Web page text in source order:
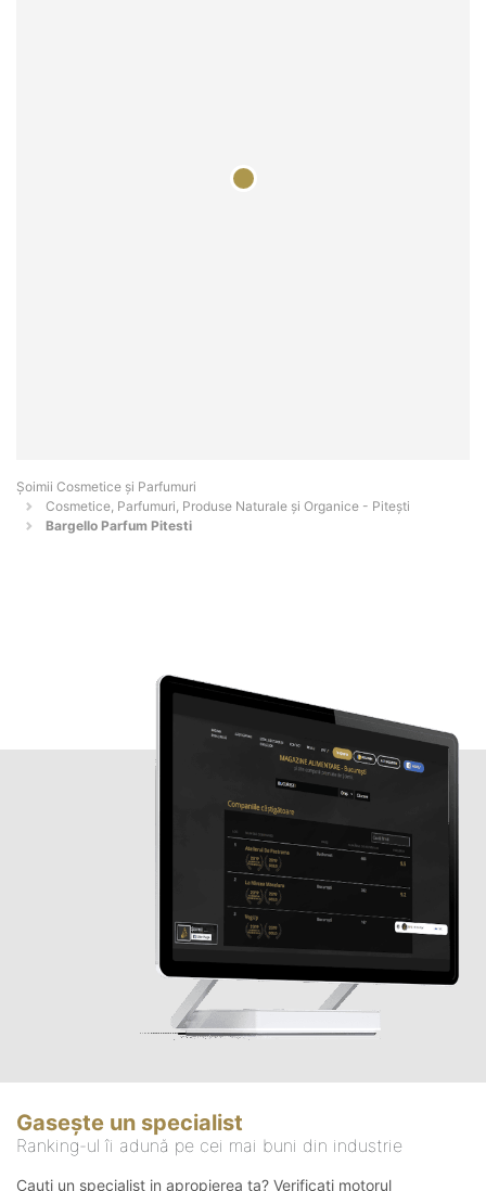
Șoimii Cosmetice și Parfumuri
Cosmetice, Parfumuri, Produse Naturale și Organice - Piteşti
Bargello Parfum Pitesti
Gasește un specialist
Ranking-ul îi adună pe cei mai buni din industrie
Cauți un specialist in apropierea ta? Verificați motorul